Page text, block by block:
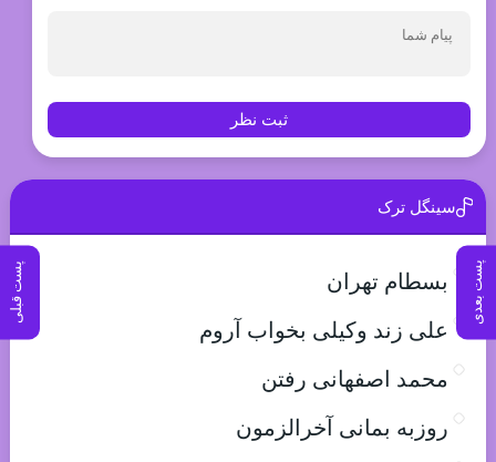
پست بعدی پست قبلی
ثبت نظر
سینگل ترک
بسطام تهران
علی زند وکیلی بخواب آروم
محمد اصفهانی رفتن
روزبه بمانی آخرالزمون